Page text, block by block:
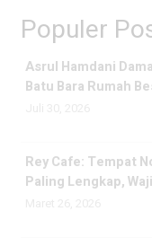
Populer
Asrul Hamdani
Batu Bara Rumah
Rey Cafe: Tempat
Paling Lengkap,